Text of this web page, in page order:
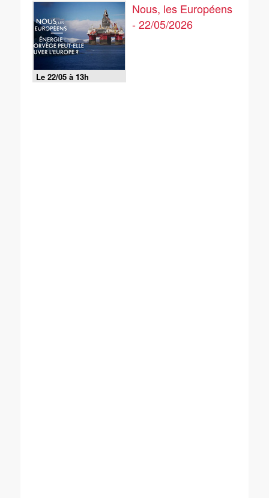
Le 22/05 à 13h
Nous, les Européens
- 22/05/2026